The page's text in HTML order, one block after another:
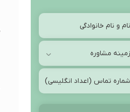
(Required)
چهشماره